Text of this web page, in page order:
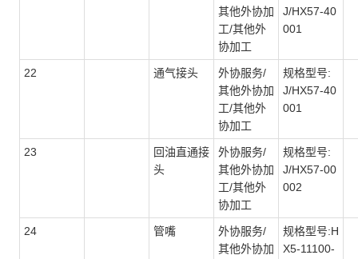
其他外协加
工/其他外
协加工
J/HX57-40
001
22 通气接头
外协服务/
其他外协加
工/其他外
协加工
规格型号:
J/HX57-40
001
23
回油直通接
头
外协服务/
其他外协加
工/其他外
协加工
规格型号:
J/HX57-00
002
24 管嘴
外协服务/
其他外协加
规格型号:H
X5-11100-